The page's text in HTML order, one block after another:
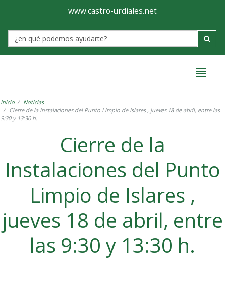
Ayuntamiento
de
Castro-
www.castro-urdiales.net
Label
Inicio
Noticias
Cierre de la Instalaciones del Punto Limpio de Islares , jueves 18 de abril, entre las
9:30 y 13:30 h.
Cierre de la
Instalaciones del Punto
Limpio de Islares ,
jueves 18 de abril, entre
las 9:30 y 13:30 h.